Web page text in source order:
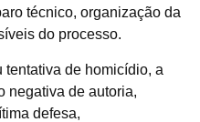
técnico, organização da
do processo.
tentativa de homicídio, a
negativa de autoria,
defesa,